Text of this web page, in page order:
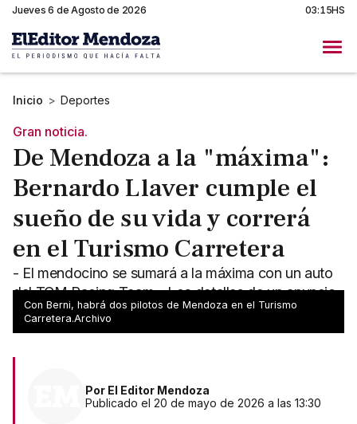
Jueves 6 de Agosto de 2026 03:15HS
Inicio > Deportes
Gran noticia.
De Mendoza a la "máxima":
Bernardo Llaver cumple el
sueño de su vida y correrá
en el Turismo Carretera
- El mendocino se sumará a la máxima con un auto
del TCM Racing Team - Los detalles de un anuncio
que celebra el automovilismo provincial
Con Berni, habrá dos pilotos de Mendoza en el Turismo
Carretera.Archivo
Por El Editor Mendoza
Publicado el 20 de mayo de 2026 a las 13:30